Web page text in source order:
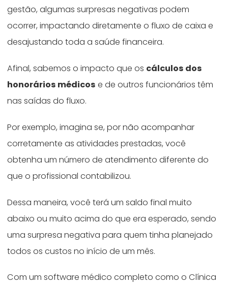
gestão, algumas surpresas negativas podem
ocorrer, impactando diretamente o fluxo de caixa e
desajustando toda a saúde financeira.
Afinal, sabemos o impacto que os cálculos dos
honorários médicos e de outros funcionários têm
nas saídas do fluxo.
Por exemplo, imagina se, por não acompanhar
corretamente as atividades prestadas, você
obtenha um número de atendimento diferente do
que o profissional contabilizou.
Dessa maneira, você terá um saldo final muito
abaixo ou muito acima do que era esperado, sendo
uma surpresa negativa para quem tinha planejado
todos os custos no início de um mês.
Com um software médico completo como o Clínica